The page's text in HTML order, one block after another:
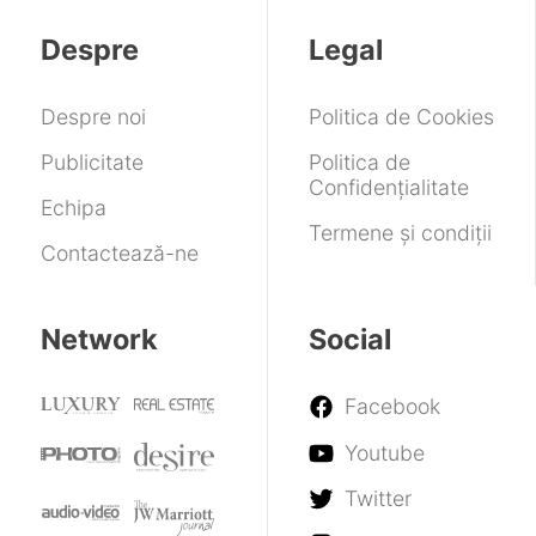
asta
mai
și
ușor
Despre
Despre noi
Publicitate
Echipa
Contactează-ne
Legal
Politica de Cookies
Politica de
Confidențialitate
Termene și condiții
Network Social
Facebook
Youtube
Twitter